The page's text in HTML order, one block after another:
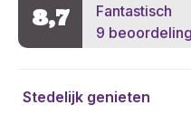
8,7
Fantastisch
9
Stedelijk genieten